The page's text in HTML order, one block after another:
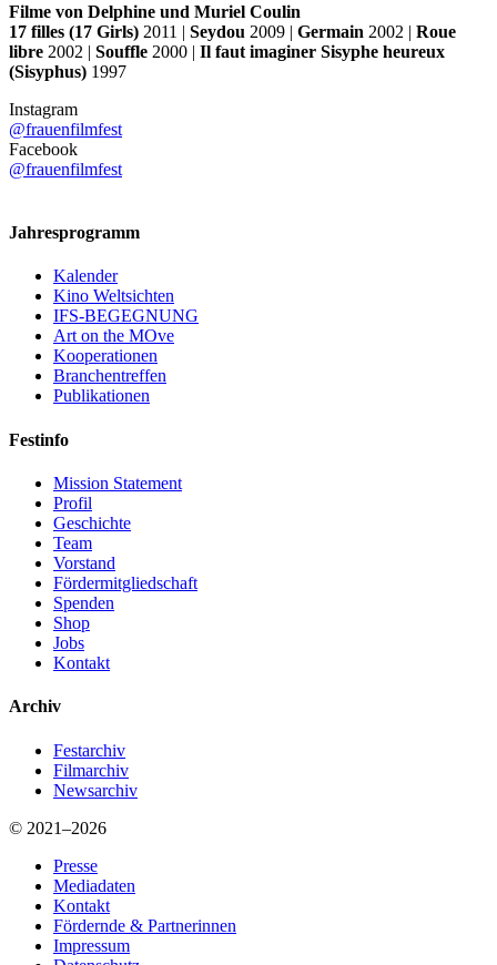
Filme von Delphine und Muriel Coulin
17 filles (17 Girls) 2011 | Seydou 2009 | Germain 2002 | Roue
libre 2002 | Souffle 2000 | Il faut imaginer Sisyphe heureux
(Sisyphus) 1997
Instagram
@frauenfilmfest
Facebook
@frauenfilmfest
Jahresprogramm
Kalender
Kino Weltsichten
IFS-BEGEGNUNG
Art on the MOve
Kooperationen
Branchentreffen
Publikationen
Festinfo
Mission Statement
Profil
Geschichte
Team
Vorstand
Fördermitgliedschaft
Spenden
Shop
Jobs
Kontakt
Archiv
Festarchiv
Filmarchiv
Newsarchiv
© 2021–2026
Presse
Mediadaten
Kontakt
Fördernde & Partnerinnen
Impressum